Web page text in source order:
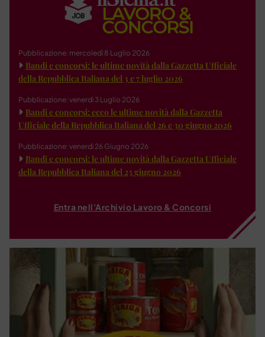
Pubblicazione: mercoledì 8 Luglio 2026
Bandi e concorsi: le ultime novità dalla Gazzetta Ufficiale
della Repubblica Italiana del 3 e 7 luglio 2026
Pubblicazione: venerdì 3 Luglio 2026
Bandi e concorsi: ecco le ultime novità dalla Gazzetta
Ufficiale della Repubblica Italiana del 26 e 30 giugno 2026
Pubblicazione: venerdì 26 Giugno 2026
Bandi e concorsi: le ultime novità dalla Gazzetta Ufficiale
della Repubblica Italiana del 23 giugno 2026
Entra nell'Archivio Lavoro & Concorsi